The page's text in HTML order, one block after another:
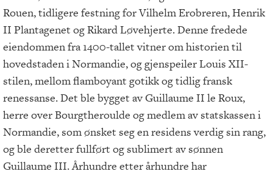
Rouen, tidligere festning for Vilhelm Erobreren, Henrik
II Plantagenet og Rikard Løvehjerte. Denne fredede
eiendommen fra 1400-tallet vitner om historien til
hovedstaden i Normandie, og gjenspeiler Louis XII-
stilen, mellom flamboyant gotikk og tidlig fransk
renessanse. Det ble bygget av Guillaume II le Roux,
herre over Bourgtheroulde og medlem av statskassen i
Normandie, som ønsket seg en residens verdig sin rang,
og ble deretter fullført og sublimert av sønnen
Guillaume III. Århundre etter århundre har